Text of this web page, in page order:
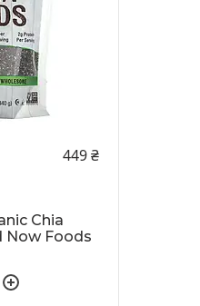
449 ₴
Chia
Now Foods